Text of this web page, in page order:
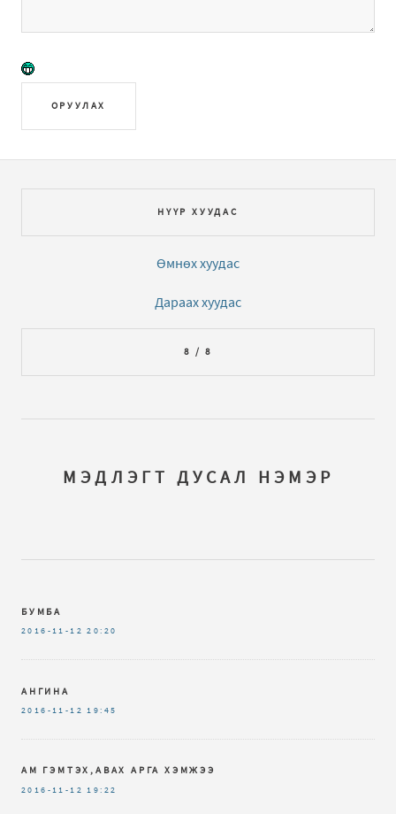
ОРУУЛАХ
НҮҮР ХУУДАС
Өмнөх хуудас
Дараах хуудас
8 / 8
МЭДЛЭГТ ДУСАЛ НЭМЭР
БУМБА
2016-11-12 20:20
АНГИНА
2016-11-12 19:45
АМ ГЭМТЭХ,АВАХ АРГА ХЭМЖЭЭ
2016-11-12 19:22